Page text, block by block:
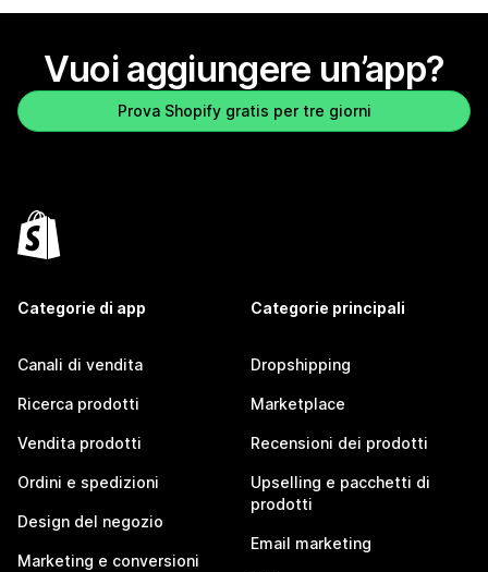
Vuoi aggiungere un’app?
Prova Shopify gratis per tre giorni
Categorie di app
Canali di vendita
Ricerca prodotti
Vendita prodotti
Ordini e spedizioni
Design del negozio
Marketing e conversioni
Categorie principali
Dropshipping
Marketplace
Recensioni dei prodotti
Upselling e pacchetti di
prodotti
Email marketing